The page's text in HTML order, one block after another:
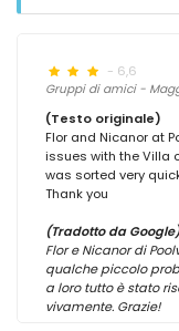
- 6,6
Gruppi di amici -
(Testo originale)
Flor and Nicanor at
issues with the Villa
was sorted very
Thank you
(Tradotto da Google)
Flor e Nicanor di
qualche piccolo
a loro tutto è stato
vivamente. Grazie!